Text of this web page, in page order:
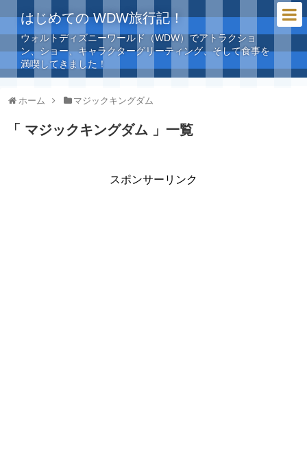
はじめての WDW旅行記！
ウォルトディズニーワールド（WDW）でアトラクショ
ン、ショー、キャラクターグリーティング、そして食事を
満喫してきました！
ホーム マジックキングダム
「 マジックキングダム 」一覧
スポンサーリンク